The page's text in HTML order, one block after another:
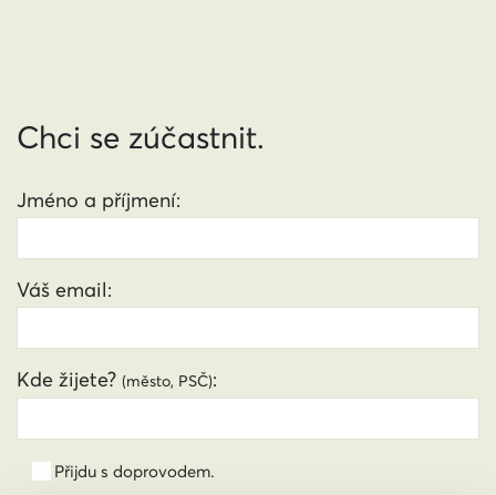
Chci se zúčastnit.
Jméno a příjmení:
Váš email:
Kde žijete? (město, PSČ):
Přijdu s doprovodem.